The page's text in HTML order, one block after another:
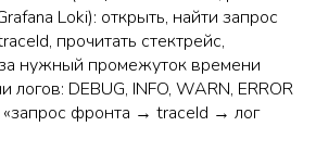
Loki): открыть, найти запрос
прочитать стектрейс,
за нужный промежуток времени
логов: DEBUG, INFO, WARN, ERROR
«запрос фронта → traceId → лог